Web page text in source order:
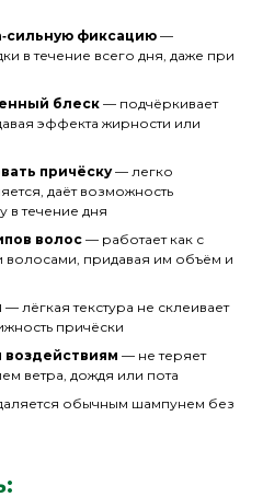
фиксацию —
в течение всего дня, даже при
блеск — подчёркивает
эффекта жирности или
причёску— легко
даёт возможность
в течение дня
волос — работает как с
волосами, придавая им объём и
— лёгкая текстура не склеивает
причёски
воздействиям — не теряет
ветра, дождя или пота
обычным шампунем без